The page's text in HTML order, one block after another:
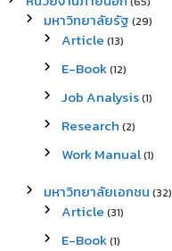
มหาวิทยาลัยรัฐ (29)
Article (13)
E-Book(12)
Job Analysis(1)
Research (2)
Work Manual(1)
มหาวิทยาลัยเอกชน (32)
Article (31)
E-Book(1)